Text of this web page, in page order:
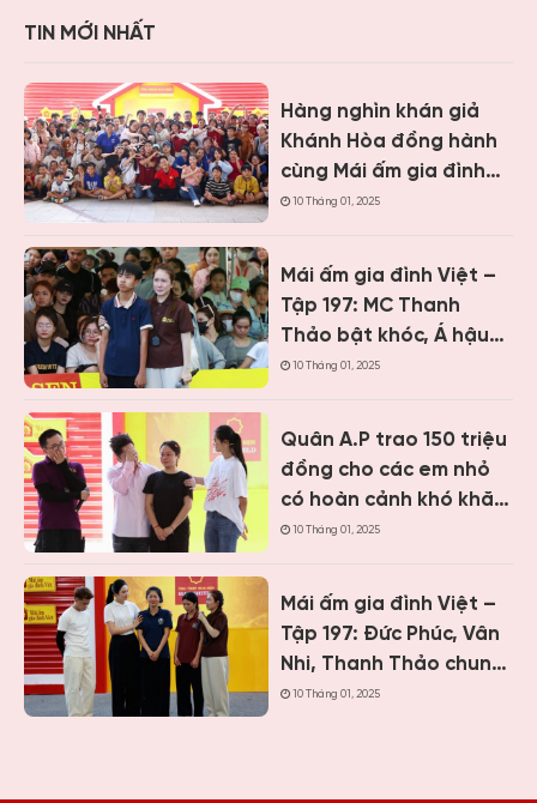
TIN MỚI NHẤT
Hàng nghìn khán giả
Khánh Hòa đồng hành
cùng Mái ấm gia đình
Việt, trao hơn 9 tỷ
10 Tháng 01, 2025
Mái ấm gia đình Việt –
Tập 197: MC Thanh
Thảo bật khóc, Á hậu
Vân Nhi và ca sĩ Nguyễn
chăm mẹ bệnh tâm
thần
10 Tháng 01, 2025
Quân A.P trao 150 triệu
đồng cho các em nhỏ
có hoàn cảnh khó khăn
khi ghi hình “Mái ấm gia
10 Tháng 01, 2025
Mái ấm gia đình Việt –
Tập 197: Đức Phúc, Vân
Nhi, Thanh Thảo chung
tay giúp hai cô bé có
10 Tháng 01, 2025